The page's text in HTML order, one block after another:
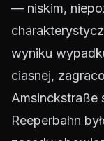
— niskim,
wyniku
ciasnej,
Amsinckstraße
Reeperbahn